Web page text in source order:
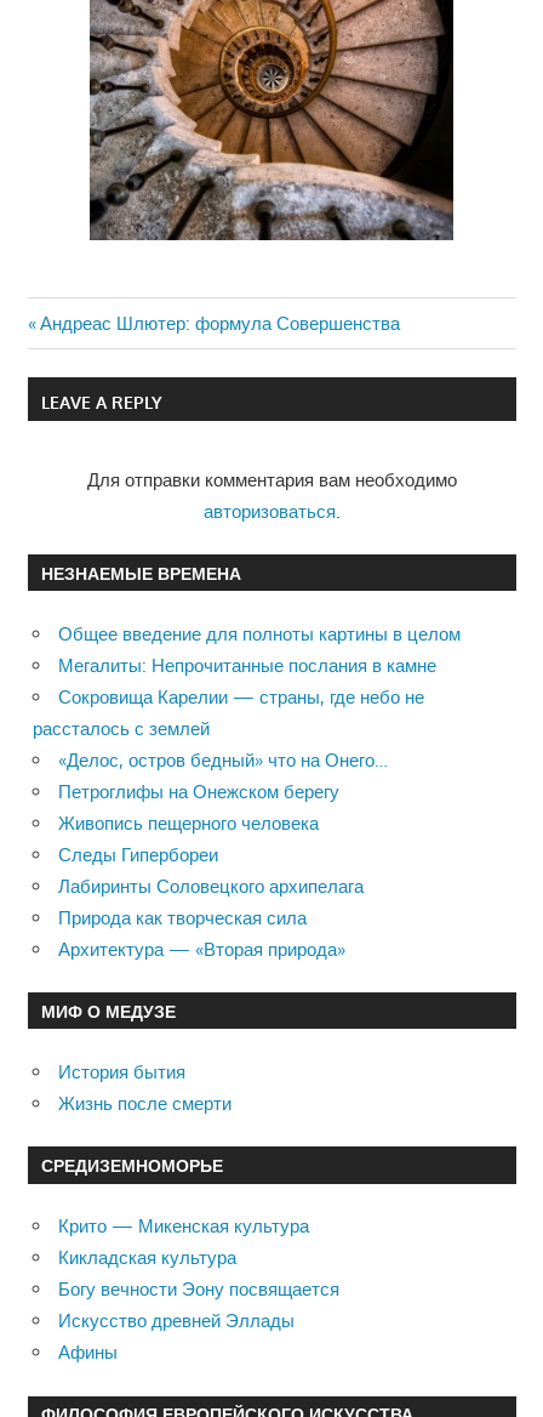
Навигация
по
Previous
Post:
Андреас Шлютер: формула Совершенства
LEAVE A REPLY
Для отправки комментария вам необходимо
авторизоваться
НЕЗНАЕМЫЕ ВРЕМЕНА
Общее введение для полноты картины в целом
Мегалиты: Непрочитанные послания в камне
Сокровища Карелии — страны, где небо не
рассталось с землей
«Делос, остров бедный» что на Онего…
Петроглифы на Онежском берегу
Живопись пещерного человека
Следы Гипербореи
Лабиринты Соловецкого архипелага
Природа как творческая сила
Архитектура — «Вторая природа»
МИФ О МЕДУЗЕ
История бытия
Жизнь после смерти
СРЕДИЗЕМНОМОРЬЕ
Крито — Микенская культура
Кикладская культура
Богу вечности Эону посвящается
Искусство древней Эллады
Афины